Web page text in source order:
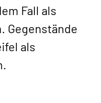
Fall als
Gegenstände
als